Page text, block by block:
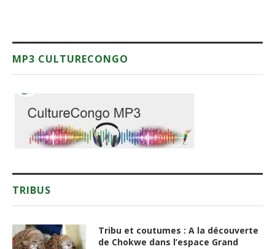
MP3 CULTURECONGO
TRIBUS
Tribu et coutumes : A la découverte
de Chokwe dans l’espace Grand